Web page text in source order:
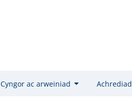
Cyngor ac arweiniad Achrediad